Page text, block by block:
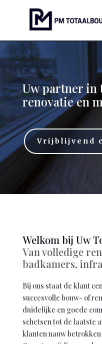
Uw partner in
renovatie en
Vrijblijvend
Welkom bij Uw
Van volledige
badkamers,
Bij ons staat de klant
succesvolle bouw- of
duidelijke en goede
schetsen tot de laatste
klanten nauw